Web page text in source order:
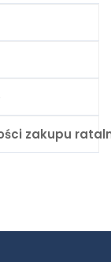
zakupu